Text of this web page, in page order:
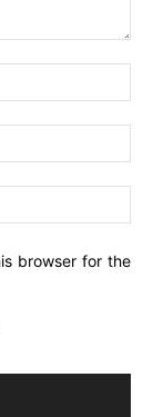
browser for the